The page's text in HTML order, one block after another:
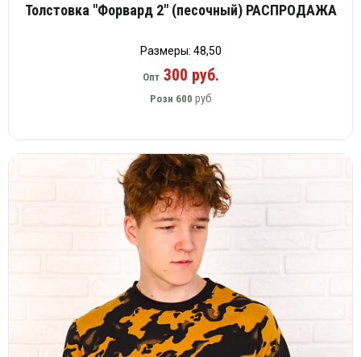
Толстовка "Форвард 2" (песочный) РАСПРОДАЖА
Размеры: 48,50
Опт300 руб.
Розн 600 руб